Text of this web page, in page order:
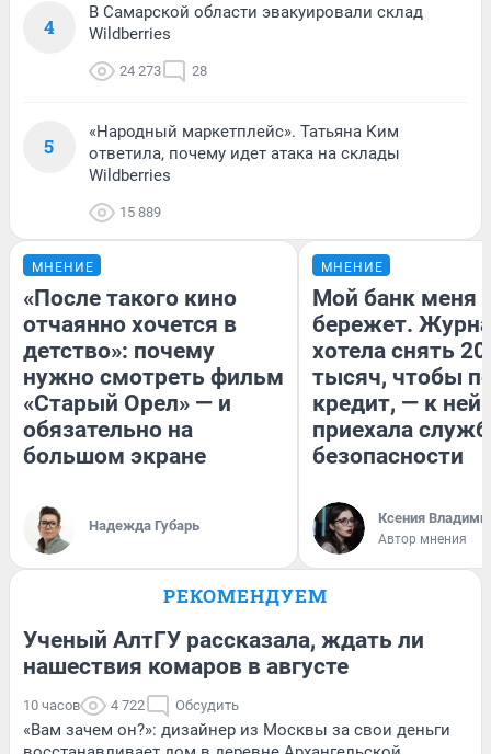
4
В Самарской области эвакуировали склад
Wildberries
24 273 28
5
«Народный маркетплейс». Татьяна Ким
ответила, почему идет атака на склады
Wildberries
15 889
МНЕНИЕ
«После такого кино
отчаянно хочется в
детство»: почему
нужно смотреть фильм
«Старый Орел» — и
обязательно на
большом экране
Надежда Губарь
МНЕНИЕ
Мой банк меня
бережет.
хотела снять
тысяч, чтобы
кредит, — к
приехала
безопасности
Ксения
Автор мнения
РЕКОМЕНДУЕМ
Ученый АлтГУ рассказала, ждать ли
нашествия комаров в августе
10 часов 4 722 Обсудить
«Вам зачем он?»: дизайнер из Москвы за свои деньги